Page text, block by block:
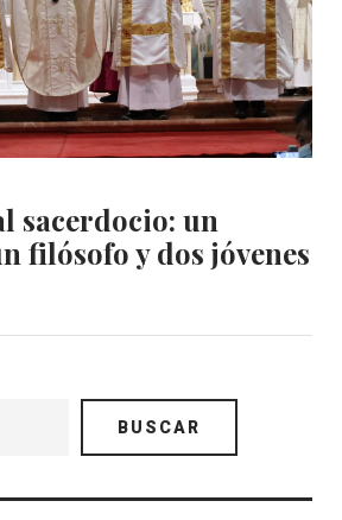
sacerdocio: un
filósofo y dos jóvenes
BUSCAR